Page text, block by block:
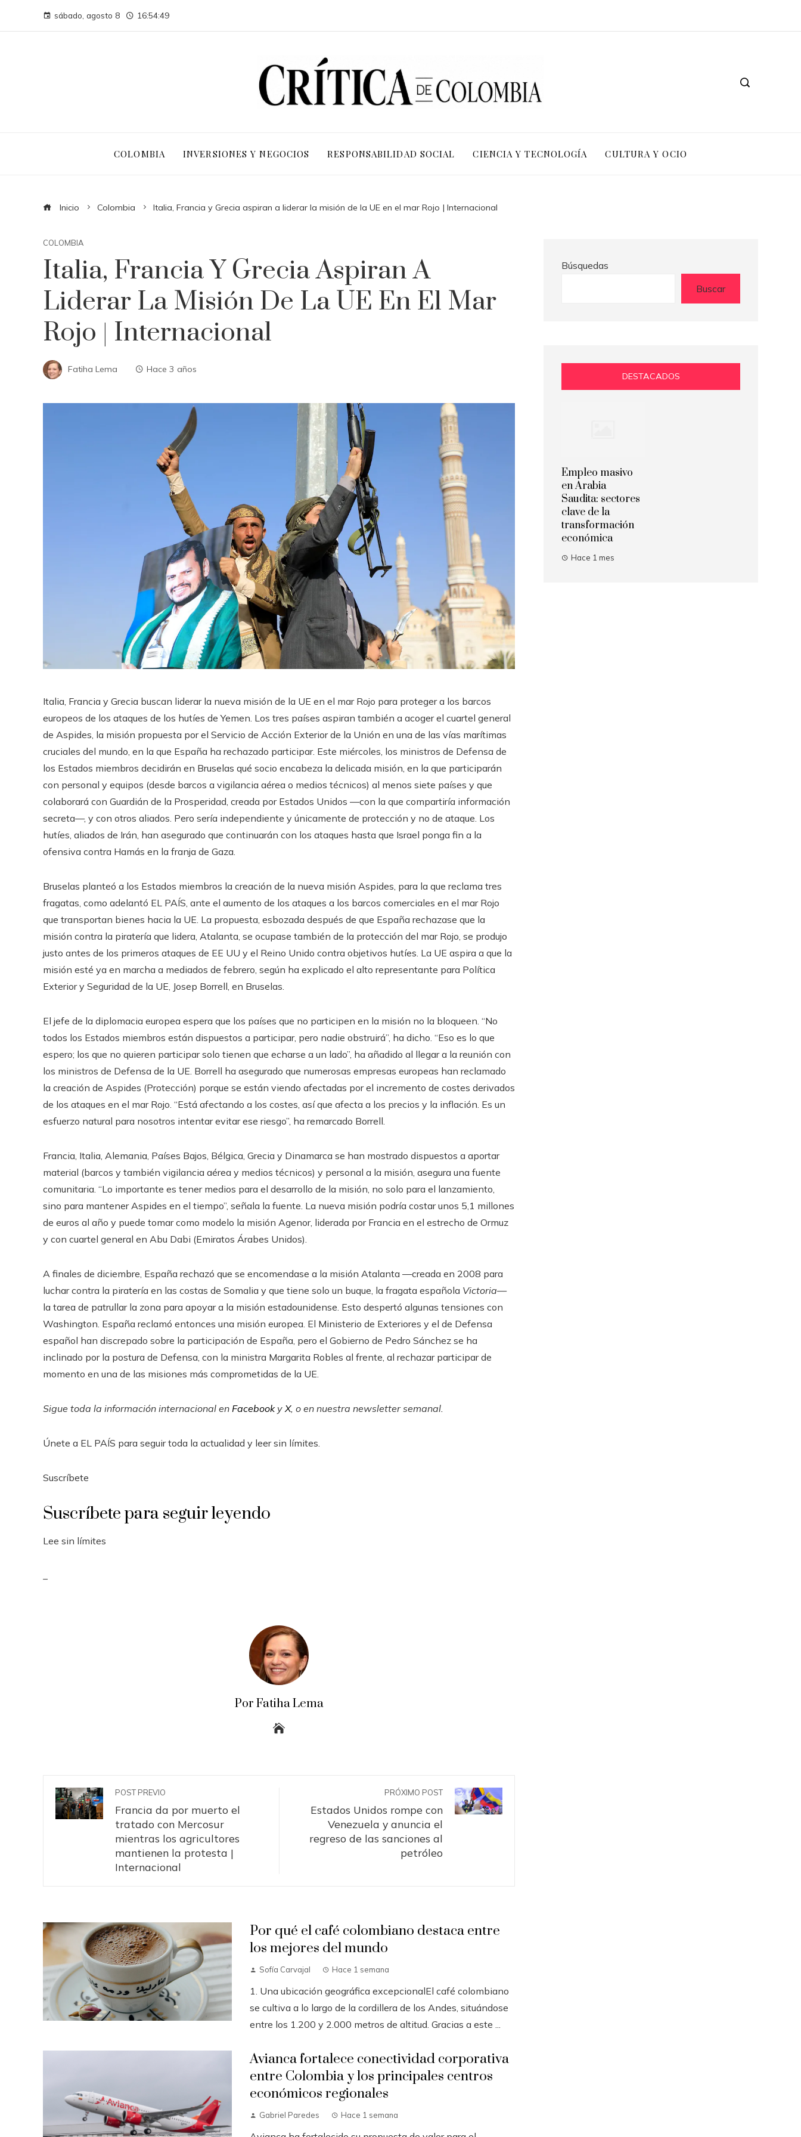
sábado, agosto 8 16:54:50
COLOMBIA INVERSIONES Y NEGOCIOS RESPONSABILIDAD SOCIAL CIENCIA Y TECNOLOGÍA CULTURA Y OCIO
Inicio Colombia Italia, Francia y Grecia aspiran a liderar la misión de la UE en el mar Rojo | Internacional
COLOMBIA
Italia, Francia Y Grecia Aspiran A
Liderar La Misión De La UE En El Mar
Rojo | Internacional
Fatiha Lema Hace 3 años
Italia, Francia y Grecia buscan liderar la nueva misión de la UE en el mar Rojo para proteger a los barcos
europeos de los ataques de los hutíes de Yemen. Los tres países aspiran también a acoger el cuartel general
de Aspides, la misión propuesta por el Servicio de Acción Exterior de la Unión en una de las vías marítimas
cruciales del mundo, en la que España ha rechazado participar. Este miércoles, los ministros de Defensa de
los Estados miembros decidirán en Bruselas qué socio encabeza la delicada misión, en la que participarán
con personal y equipos (desde barcos a vigilancia aérea o medios técnicos) al menos siete países y que
colaborará con Guardián de la Prosperidad, creada por Estados Unidos —con la que compartiría información
secreta—, y con otros aliados. Pero sería independiente y únicamente de protección y no de ataque. Los
hutíes, aliados de Irán, han asegurado que continuarán con los ataques hasta que Israel ponga fin a la
ofensiva contra Hamás en la franja de Gaza.
Bruselas planteó a los Estados miembros la creación de la nueva misión Aspides, para la que reclama tres
fragatas, como adelantó EL PAÍS, ante el aumento de los ataques a los barcos comerciales en el mar Rojo
que transportan bienes hacia la UE. La propuesta, esbozada después de que España rechazase que la
misión contra la piratería que lidera, Atalanta, se ocupase también de la protección del mar Rojo, se produjo
justo antes de los primeros ataques de EE UU y el Reino Unido contra objetivos hutíes. La UE aspira a que la
misión esté ya en marcha a mediados de febrero, según ha explicado el alto representante para Política
Exterior y Seguridad de la UE, Josep Borrell, en Bruselas.
El jefe de la diplomacia europea espera que los países que no participen en la misión no la bloqueen. “No
todos los Estados miembros están dispuestos a participar, pero nadie obstruirá”, ha dicho. “Eso es lo que
espero; los que no quieren participar solo tienen que echarse a un lado”, ha añadido al llegar a la reunión con
los ministros de Defensa de la UE. Borrell ha asegurado que numerosas empresas europeas han reclamado
la creación de Aspides (Protección) porque se están viendo afectadas por el incremento de costes derivados
de los ataques en el mar Rojo. “Está afectando a los costes, así que afecta a los precios y la inflación. Es un
esfuerzo natural para nosotros intentar evitar ese riesgo”, ha remarcado Borrell.
Francia, Italia, Alemania, Países Bajos, Bélgica, Grecia y Dinamarca se han mostrado dispuestos a aportar
material (barcos y también vigilancia aérea y medios técnicos) y personal a la misión, asegura una fuente
comunitaria. “Lo importante es tener medios para el desarrollo de la misión, no solo para el lanzamiento,
sino para mantener Aspides en el tiempo”, señala la fuente. La nueva misión podría costar unos 5,1 millones
de euros al año y puede tomar como modelo la misión Agenor, liderada por Francia en el estrecho de Ormuz
y con cuartel general en Abu Dabi (Emiratos Árabes Unidos).
A finales de diciembre, España rechazó que se encomendase a la misión Atalanta —creada en 2008 para
luchar contra la piratería en las costas de Somalia y que tiene solo un buque, la fragata española Victoria—
la tarea de patrullar la zona para apoyar a la misión estadounidense. Esto despertó algunas tensiones con
Washington. España reclamó entonces una misión europea. El Ministerio de Exteriores y el de Defensa
español han discrepado sobre la participación de España, pero el Gobierno de Pedro Sánchez se ha
inclinado por la postura de Defensa, con la ministra Margarita Robles al frente, al rechazar participar de
momento en una de las misiones más comprometidas de la UE.
Sigue toda la información internacional en Facebooky X, o en nuestra newsletter semanal
Únete a EL PAÍS para seguir toda la actualidad y leer sin límites.
Suscríbete
Suscríbete para seguir leyendo
Lee sin límites
Por Fatiha Lema
POST PREVIO
Francia da por muerto el
tratado con Mercosur
mientras los agricultores
mantienen la protesta |
Internacional
PRÓXIMO POST
Estados Unidos rompe con
Venezuela y anuncia el
regreso de las sanciones al
petróleo
Por qué el café colombiano destaca entre
los mejores del mundo
Sofía Carvajal Hace 1 semana
1. Una ubicación geográfica excepcionalEl café colombiano
se cultiva a lo largo de la cordillera de los Andes, situándose
entre los 1.200 y 2.000 metros de altitud. Gracias a este ...
Avianca fortalece conectividad corporativa
entre Colombia y los principales centros
económicos regionales
Gabriel Paredes Hace 1 semana
Búsquedas
Buscar
DESTACADOS
Empleo masivo
en Arabia
Saudita: sectores
clave de la
transformación
económica
Hace 1 mes